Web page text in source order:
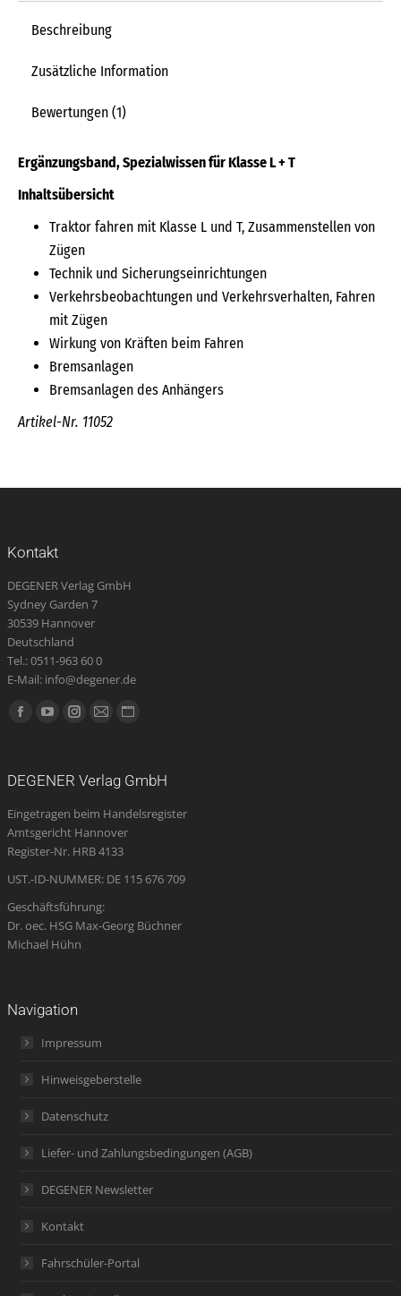
Beschreibung
Zusätzliche Information
Bewertungen (1)
Ergänzungsband, Spezialwissen für Klasse L + T
Inhaltsübersicht
Traktor fahren mit Klasse L und T, Zusammenstellen von
Zügen
Technik und Sicherungseinrichtungen
Verkehrsbeobachtungen und Verkehrsverhalten, Fahren
mit Zügen
Wirkung von Kräften beim Fahren
Bremsanlagen
Bremsanlagen des Anhängers
Artikel-Nr. 11052
Kontakt
DEGENER Verlag GmbH
Sydney Garden 7
30539 Hannover
Deutschland
Tel.: 0511-963 60 0
E-Mail: info@degener.de
Finden Sie uns auf:
Facebook
new
window
YouTube
new
window
Instagram
new
window
E-
opens
in
new
Website
new
DEGENER Verlag GmbH
Eingetragen beim Handelsregister
Amtsgericht Hannover
Register-Nr. HRB 4133
UST.-ID-NUMMER: DE 115 676 709
Geschäftsführung:
Dr. oec. HSG Max-Georg Büchner
Michael Hühn
Navigation
Impressum
Hinweisgeberstelle
Datenschutz
Liefer- und Zahlungsbedingungen (AGB)
DEGENER Newsletter
Kontakt
Fahrschüler-Portal